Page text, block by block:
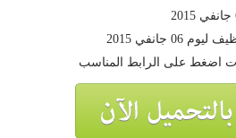
06 جانفي 2015
اضغط على الرابط المناسب